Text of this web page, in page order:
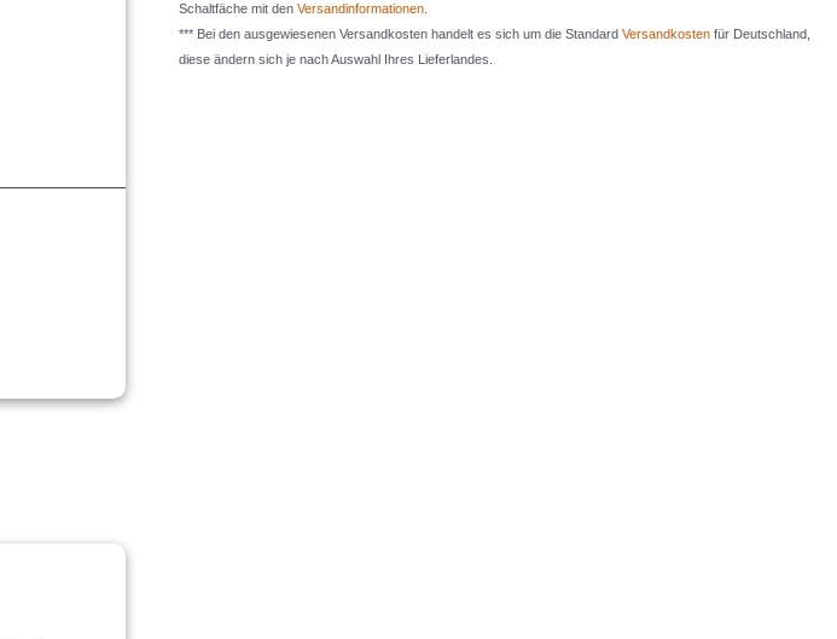
Schaltfäche mit den Versandinformationen
*** Bei den ausgewiesenen Versandkosten handelt es sich um die Standard Versandkosten für Deutschland,
diese ändern sich je nach Auswahl Ihres Lieferlandes.